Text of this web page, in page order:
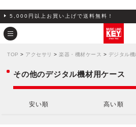
5,000円以上お買い上げで送料無料！
TOP > アクセサリ > 楽器・機材ケース > デジタル機
その他のデジタル機材用ケース
安い順 高い順